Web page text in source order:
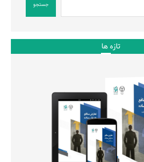
جستجو
تازه ها